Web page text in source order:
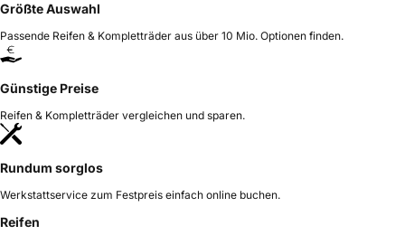
Größte Auswahl
Passende Reifen & Kompletträder aus über 10 Mio. Optionen finden.
Günstige Preise
Reifen & Kompletträder vergleichen und sparen.
Rundum sorglos
Werkstattservice zum Festpreis einfach online buchen.
Reifen